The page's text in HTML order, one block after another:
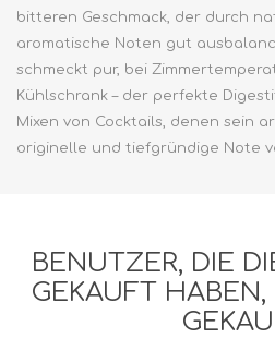
bitteren Geschmack, der durch
aromatische Noten gut
schmeckt pur, bei
Kühlschrank – der perfekte
Mixen von Cocktails, denen sein
originelle und tiefgründige Note
BENUTZER, DIE
GEKAUFT